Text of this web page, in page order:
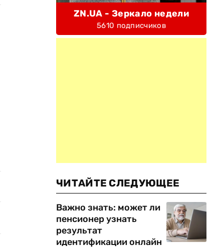
ZN.UA - Зеркало недели
5610 подписчиков
ЧИТАЙТЕ СЛЕДУЮЩЕЕ
Важно знать: может ли
пенсионер узнать
результат
идентификации онлайн